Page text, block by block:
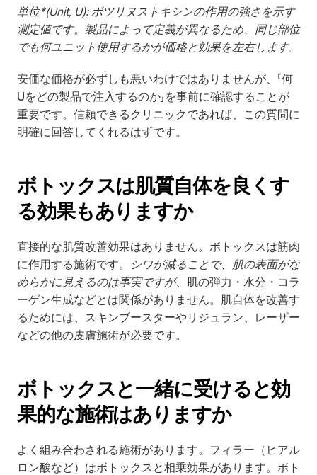
単位*(Unit, U): ボツリヌストキシンの作用の強さを示す
測定値です。製品によって定義が異なるため、同じ部位
でも何ユニット使用するかが価格と効果を左右します。
安価な価格が必ずしも悪いわけではありませんが、「何
Uをどの製品で注入するのか」を事前に確認することが
重要です。信頼できるクリニックであれば、この質問に
明確に回答してくれるはずです。
ボトックスは肌質自体を良くす
る効果もありますか
直接的な肌質改善効果はありません。ボトックスは筋肉
に作用する施術です。
シワが減ることで、肌の表面がな
めらかに見えるのは事実ですが、肌の弾力・水分・コラ
ーゲン生成などとは関係がありません。肌自体を改善す
るためには、スキンブースターやリジュラン、レーザー
などの他の皮膚施術が必要です。
ボトックスと一緒に受けると効
果的な施術はありますか
よく組み合わされる施術があります。フィラー（ヒアル
ロン酸など）はボトックスと相乗効果があります。ボト